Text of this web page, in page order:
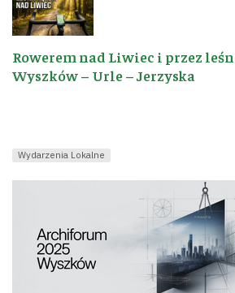
Rowerem nad Liwiec i przez
Wyszków – Urle – Jerzyska
Wydarzenia Lokalne